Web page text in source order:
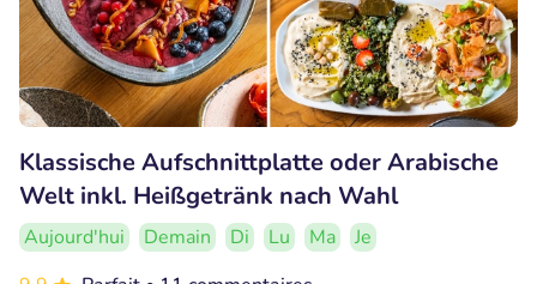
Klassische Aufschnittplatte oder Arabische
Welt inkl. Heißgetränk nach Wahl
Aujourd'hui Demain Di Lu Ma
Je